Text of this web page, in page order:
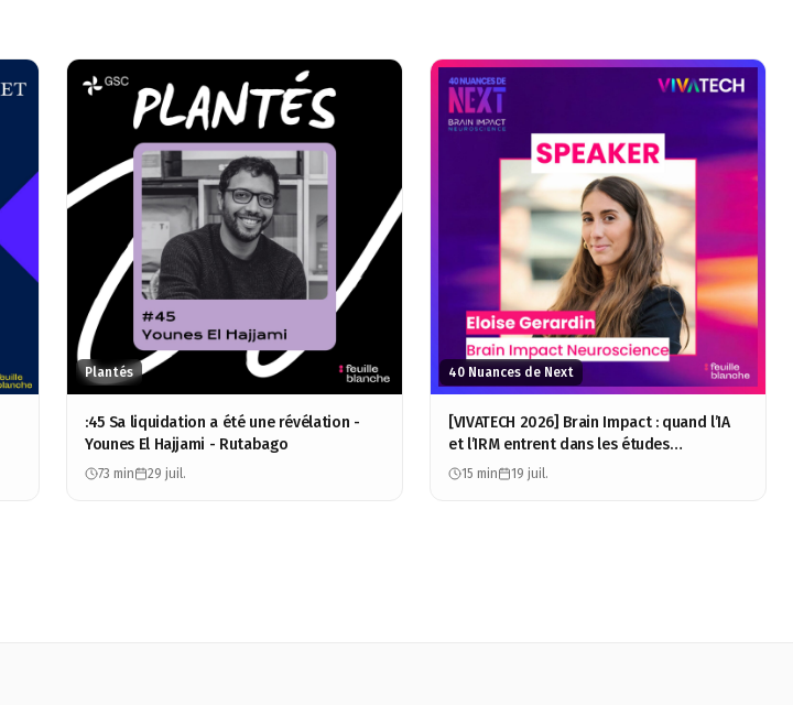
Plantés
:45 Sa liquidation a été une révélation -
Younes El Hajjami - Rutabago
73 min 29 juil.
40 Nuances de Next
[VIVATECH 2026] Brain Impact : quand l’IA
et l’IRM entrent dans les études
consommateurs - Éloïse Gérardin
15 min 19 juil.